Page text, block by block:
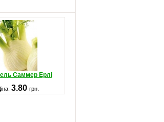
Саммер Ерлі
3.80 грн.